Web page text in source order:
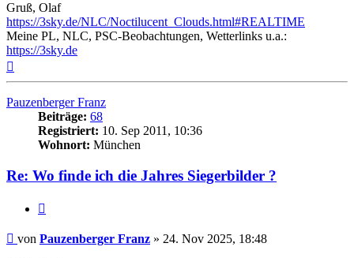
Gruß, Olaf
https://3sky.de/NLC/Noctilucent_Clouds.html#REALTIME
Meine PL, NLC, PSC-Beobachtungen, Wetterlinks u.a.:
https://3sky.de
Pauzenberger Franz
Beiträge: 68
Registriert: 10. Sep 2011, 10:36
Wohnort: München
Re: Wo finde ich die Jahres Siegerbilder ?
Beitrag
von Pauzenberger Franz » 24. Nov 2025, 18:48